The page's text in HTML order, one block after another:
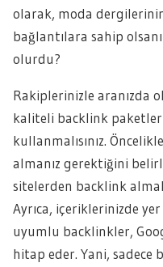
olarak, moda
bağlantılara sahip
olurdu?
Rakiplerinizle aranızda
kaliteli backlink
kullanmalısınız.
almanız gerektiğini
sitelerden backlink
Ayrıca, içeriklerinizde
uyumlu backlinkler,
hitap eder. Yani, sadece